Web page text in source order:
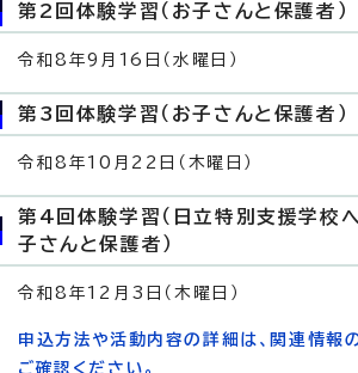
第2回体験学習（お子さんと保護者）
令和8年9月16日（水曜日）
第3回体験学習（お子さんと保護者）
令和8年10月22日（木曜日）
第4回体験学習（日立特別支援学校
子さんと保護者）
令和8年12月3日（木曜日）
申込方法や活動内容の詳細は、関連情報
ご確認ください。